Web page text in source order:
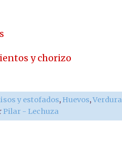
y chorizo
y estofados, Huevos,
Pilar - Lechuza